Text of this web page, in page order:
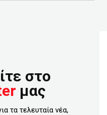
στο
μας
τα τελευταία νέα,